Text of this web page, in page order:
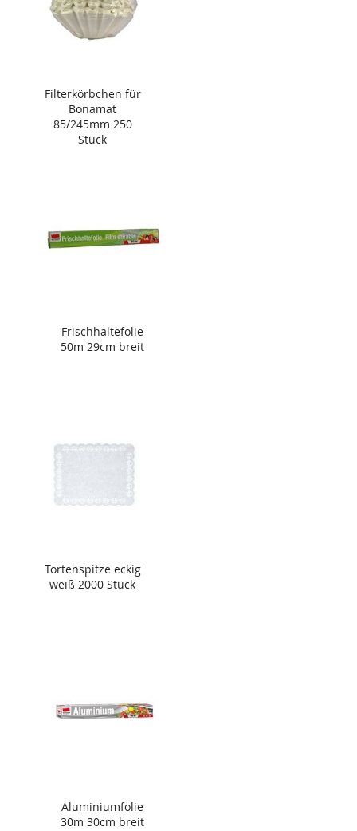
Filterkörbchen für
Bonamat
85/245mm 250
Stück
Frischhaltefolie
50m 29cm breit
Tortenspitze eckig
weiß 2000 Stück
Aluminiumfolie
30m 30cm breit